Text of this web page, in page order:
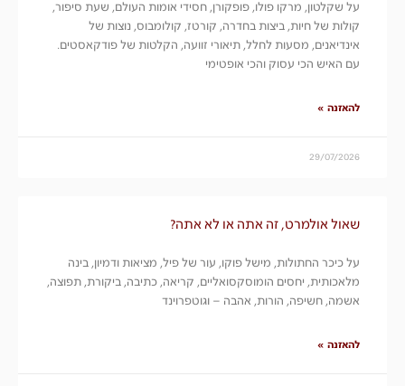
על שקלטון, מרקו פולו, פופקורן, חסידי אומות העולם, שעת סיפור,
קולות של חיות, ביצות בחדרה, קורטז, קולומבוס, נוצות של
אינדיאנים, מסעות לחלל, תיאורי זוועה, הקלטות של פודקאסטים.
עם האיש הכי עסוק והכי אופטימי
להאזנה »
29/07/2026
שאול אולמרט, זה אתה או לא אתה?
על כיכר החתולות, מישל פוקו, עור של פיל, מציאות ודמיון, בינה
מלאכותית, יחסים הומוסקסואליים, קריאה, כתיבה, ביקורת, תפוצה,
אשמה, חשיפה, הורות, אהבה – וגוטפרוינד
להאזנה »